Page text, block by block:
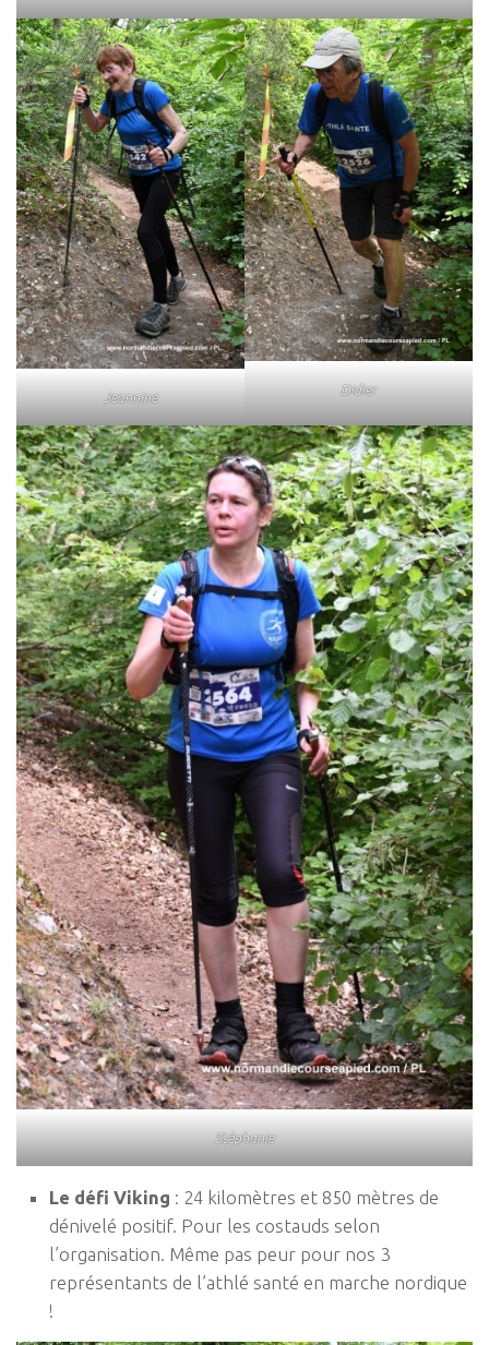
Jeannine Didier
Stéphanie
Le défi Viking : 24 kilomètres et 850 mètres de
dénivelé positif. Pour les costauds selon
l’organisation. Même pas peur pour nos 3
représentants de l’athlé santé en marche nordique
!